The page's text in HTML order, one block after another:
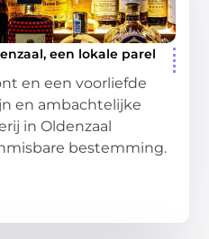
een lokale parel
en een voorliefde
en ambachtelijke
in Oldenzaal
bestemming.